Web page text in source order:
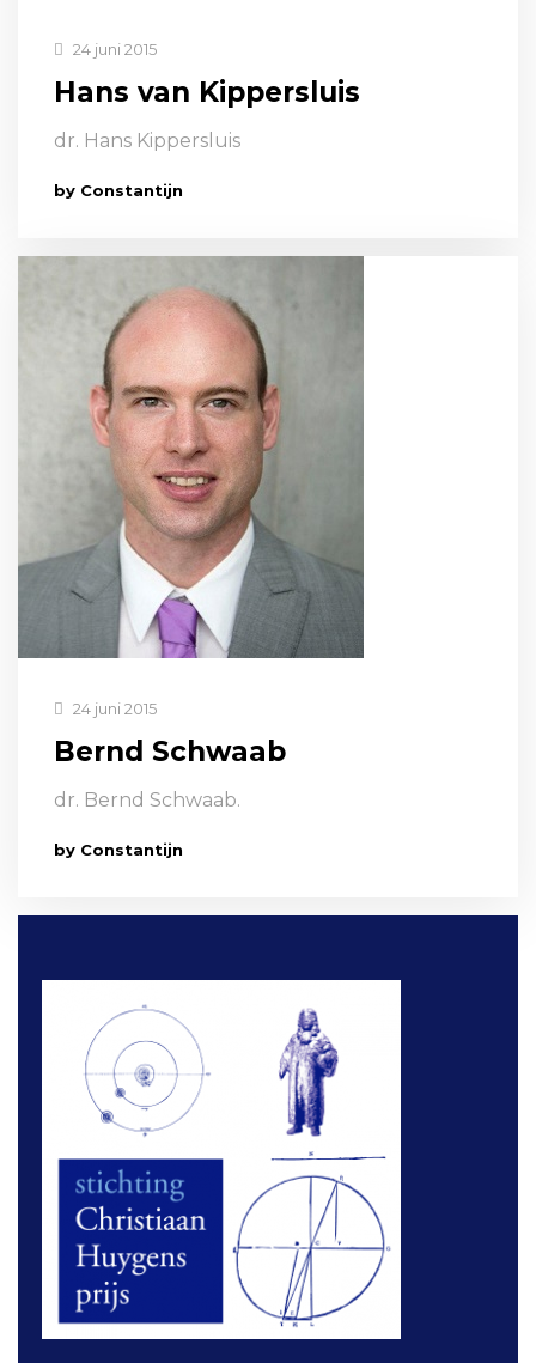
24 juni 2015
Hans van Kippersluis
dr. Hans Kippersluis
by Constantijn
24 juni 2015
Bernd Schwaab
dr. Bernd Schwaab.
by Constantijn